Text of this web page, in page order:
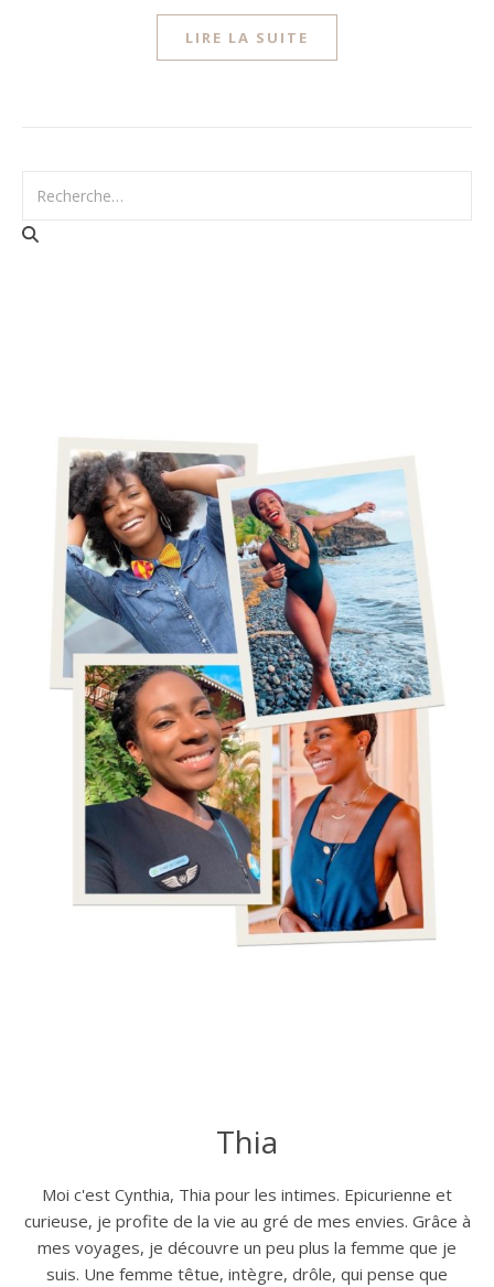
LIRE LA SUITE
Thia
Moi c'est Cynthia, Thia pour les intimes. Epicurienne et
curieuse, je profite de la vie au gré de mes envies. Grâce à
mes voyages, je découvre un peu plus la femme que je
suis. Une femme têtue, intègre, drôle, qui pense que